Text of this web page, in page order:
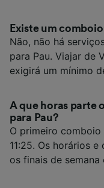
Existe um
Não, não há
para Pau. Viajar de
exigirá um mínimo
A que horas parte
para Pau?
O primeiro comboio
11:25. Os horários
os finais de semana